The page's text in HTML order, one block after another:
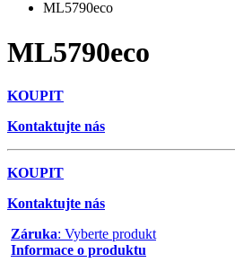
ML5790eco
ML5790eco
KOUPIT
Kontaktujte nás
KOUPIT
Kontaktujte nás
Záruka: Vyberte produkt
Informace o produktu